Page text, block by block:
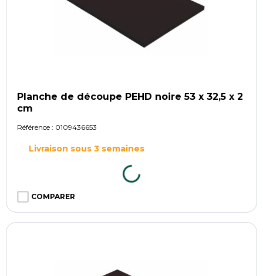
Planche de découpe PEHD noire 53 x 32,5 x 2
cm
Référence : 0109436653
Livraison sous 3 semaines
COMPARER